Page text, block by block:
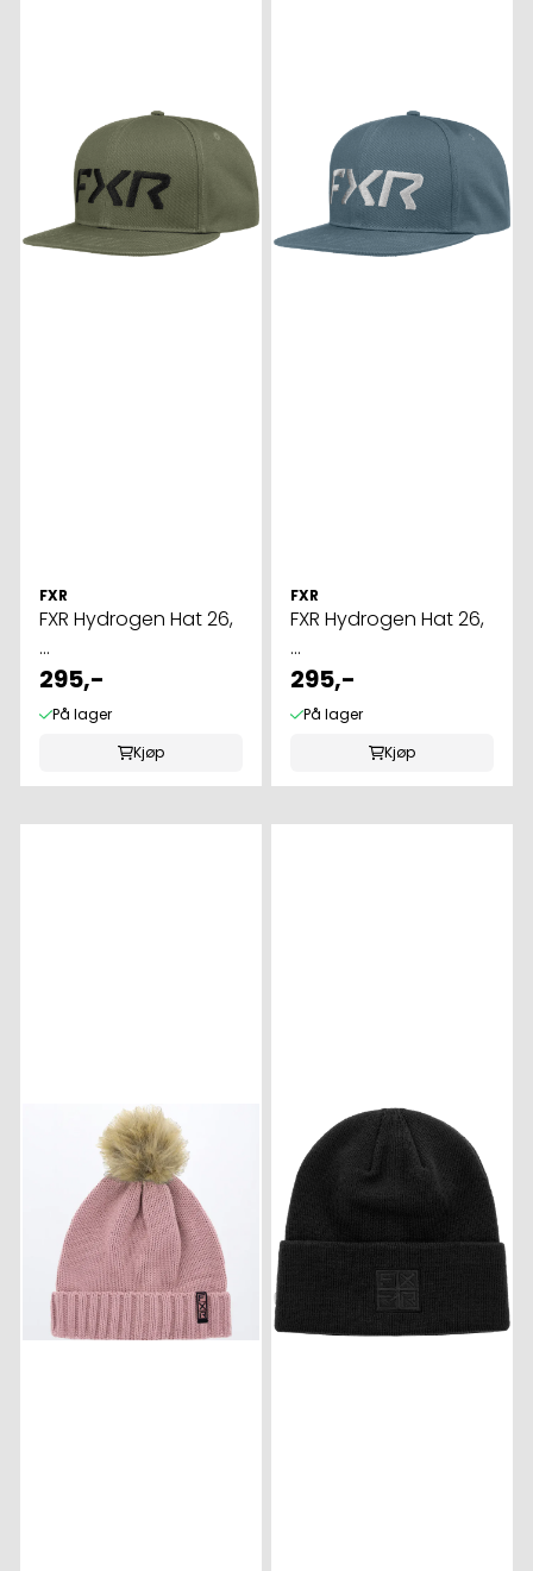
FXR
FXR Hydrogen Hat 26,
...
295,-
På lager
Kjøp
FXR
FXR Hydrogen Hat 26,
...
295,-
På lager
Kjøp